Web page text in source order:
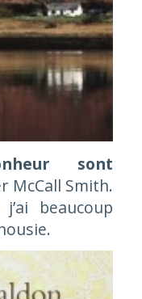
sont
McCall Smith.
beaucoup